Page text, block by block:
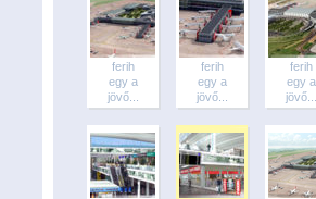
ferih
egy a
jövő...
ferih
egy a
jövő...
ferih
egy a
jövő...